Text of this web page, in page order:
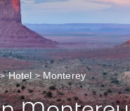
Hotel Monterey